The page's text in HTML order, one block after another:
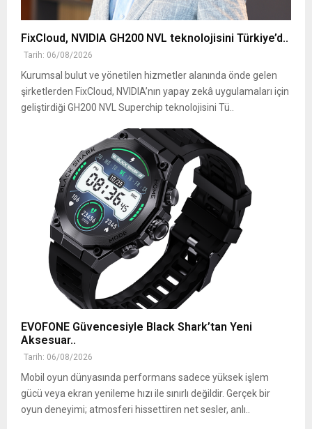
FixCloud, NVIDIA GH200 NVL teknolojisini Türkiye’d..
Tarih: 06/08/2026
Kurumsal bulut ve yönetilen hizmetler alanında önde gelen
şirketlerden FixCloud, NVIDIA’nın yapay zekâ uygulamaları için
geliştirdiği GH200 NVL Superchip teknolojisini Tü..
EVOFONE Güvencesiyle Black Shark’tan Yeni
Aksesuar..
Tarih: 06/08/2026
Mobil oyun dünyasında performans sadece yüksek işlem
gücü veya ekran yenileme hızı ile sınırlı değildir. Gerçek bir
oyun deneyimi; atmosferi hissettiren net sesler, anlı..